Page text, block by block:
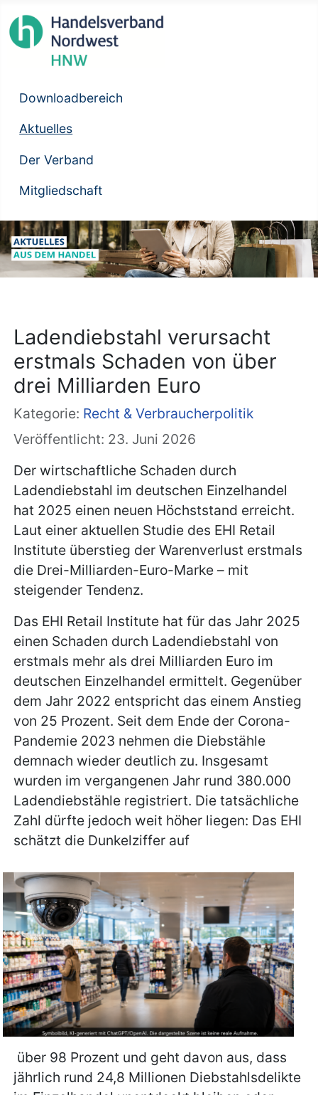
Downloadbereich
Aktuelles
Der Verband
Mitgliedschaft
Ladendiebstahl verursacht
erstmals Schaden von über
drei Milliarden Euro
Kategorie: Recht & Verbraucherpolitik
Veröffentlicht: 23. Juni 2026
Der wirtschaftliche Schaden durch
Ladendiebstahl im deutschen Einzelhandel
hat 2025 einen neuen Höchststand erreicht.
Laut einer aktuellen Studie des EHI Retail
Institute überstieg der Warenverlust erstmals
die Drei-Milliarden-Euro-Marke – mit
steigender Tendenz.
Das EHI Retail Institute hat für das Jahr 2025
einen Schaden durch Ladendiebstahl von
erstmals mehr als drei Milliarden Euro im
deutschen Einzelhandel ermittelt. Gegenüber
dem Jahr 2022 entspricht das einem Anstieg
von 25 Prozent. Seit dem Ende der Corona-
Pandemie 2023 nehmen die Diebstähle
demnach wieder deutlich zu. Insgesamt
wurden im vergangenen Jahr rund 380.000
Ladendiebstähle registriert. Die tatsächliche
Zahl dürfte jedoch weit höher liegen: Das EHI
schätzt die Dunkelziffer auf
über 98 Prozent und geht davon aus, dass
jährlich rund 24,8 Millionen Diebstahlsdelikte